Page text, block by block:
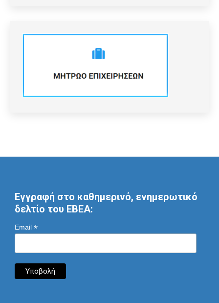
Εγγραφή στο καθημερινό, ενημερωτικό
δελτίο του ΕΒΕΑ:
Email *